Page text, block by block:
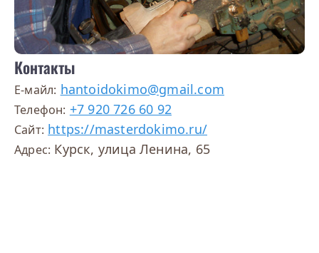
Контакты
E-майл: hantoidokimo@gmail.com
Телефон: +7 920 726 60 92
Сайт: https://masterdokimo.ru/
Адрес: Курск, улица Ленина, 65